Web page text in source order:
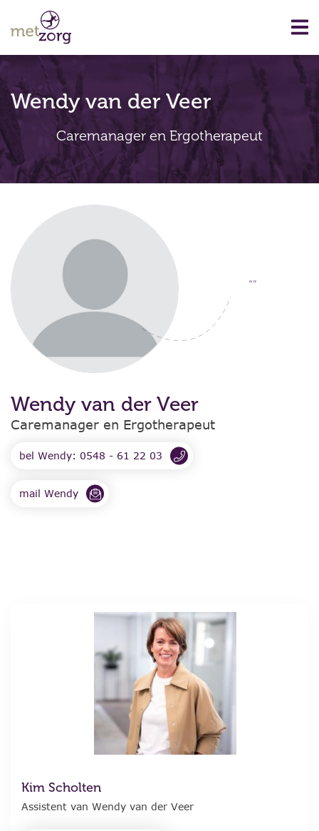
Wendy van der Veer
Caremanager en Ergotherapeut
“”
Wendy van der Veer
Caremanager en Ergotherapeut
bel Wendy: 0548 - 61 22 03
mail Wendy
Kim Scholten
Assistent van Wendy van der Veer